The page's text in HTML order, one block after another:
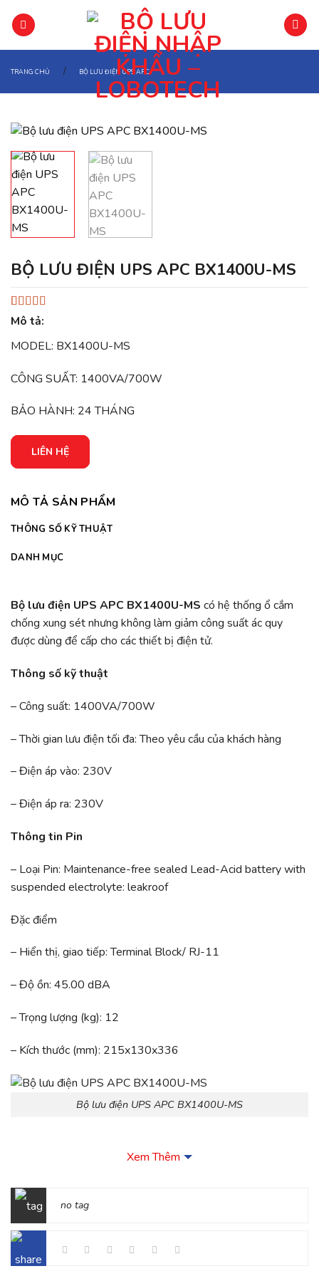
đến
dungTRANG CHỦ / BỘ LƯU ĐIỆN UPS APC
BỘ LƯU ĐIỆN UPS APC BX1400U-MS
4.67trên 5
dựa trên
3
đánh giá
Mô tả:
MODEL: BX1400U-MS
CÔNG SUẤT: 1400VA/700W
BẢO HÀNH: 24 THÁNG
LIÊN HỆ
MÔ TẢ SẢN PHẨM
THÔNG SỐ KỸ THUẬT
DANH MỤC
Bộ lưu điện UPS APC BX1400U-MS có hệ thống ổ cắm
chống xung sét nhưng không làm giảm công suất ác quy
được dùng để cấp cho các thiết bị điện tử.
Thông số kỹ thuật
– Công suất: 1400VA/700W
– Thời gian lưu điện tối đa: Theo yêu cầu của khách hàng
– Điện áp vào: 230V
– Điện áp ra: 230V
Thông tin Pin
– Loại Pin: Maintenance-free sealed Lead-Acid battery with
suspended electrolyte: leakroof
Đặc điểm
– Hiển thị, giao tiếp: Terminal Block/ RJ-11
– Độ ồn: 45.00 dBA
– Trọng lượng (kg): 12
– Kích thước (mm): 215x130x336
Bộ lưu điện UPS APC BX1400U-MS
thiết bị điện tử thứ cấp tránh được các xung sét, không làm
giảm công suất ắc quy được dùng để cấp cho các thiết bị điện
tử sơ cấp trên
– Các ổ cắm chống xung sét và bảo vệ ắc quy (Battery and
Xem Thêm
no tag